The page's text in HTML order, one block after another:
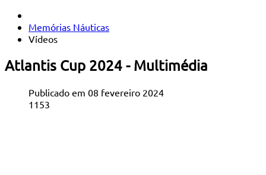
Memórias Náuticas
Vídeos
Atlantis Cup 2024 - Multimédia
Publicado em 08 fevereiro 2024
1153